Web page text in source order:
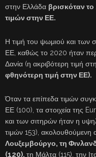
στην Ελλάδα βρισκόταν
τιμών στην ΕΕ.
Η τιμή του ψωμιού και των
ΕΕ, καθώς το 2020 ήταν
Δανία (η ακριβότερη τιμή
φθηνότερη τιμή στην ΕΕ).
Όταν τα επίπεδα τιμών
ΕΕ (100), τα στοιχεία της
και των σιτηρών ήταν η
τιμών 153), ακολουθούμενη
Λουξεμβούργο, τη
(120), τη Μάλτα (115), την